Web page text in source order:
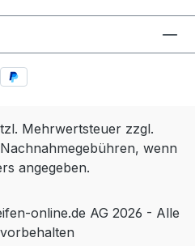
Mehrwertsteuer zzgl.
wenn
angegeben.
online.de AG 2026 - Alle